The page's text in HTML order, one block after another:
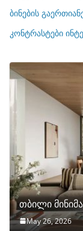
ბ
ი
ბინების
კონტრასტები
თბილი
May 26, 2026